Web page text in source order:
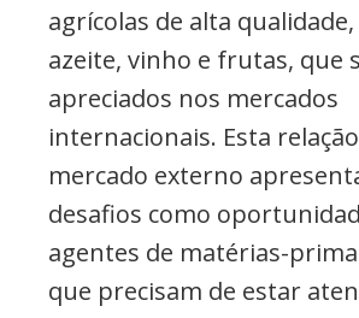
agrícolas de alta
azeite, vinho e frutas, que
apreciados nos mercados
internacionais. Esta
mercado externo
desafios como
agentes de matérias-
que precisam de estar